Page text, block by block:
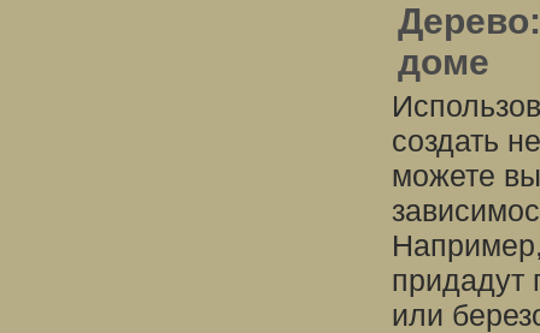
доме
создать
можете
придадут
или